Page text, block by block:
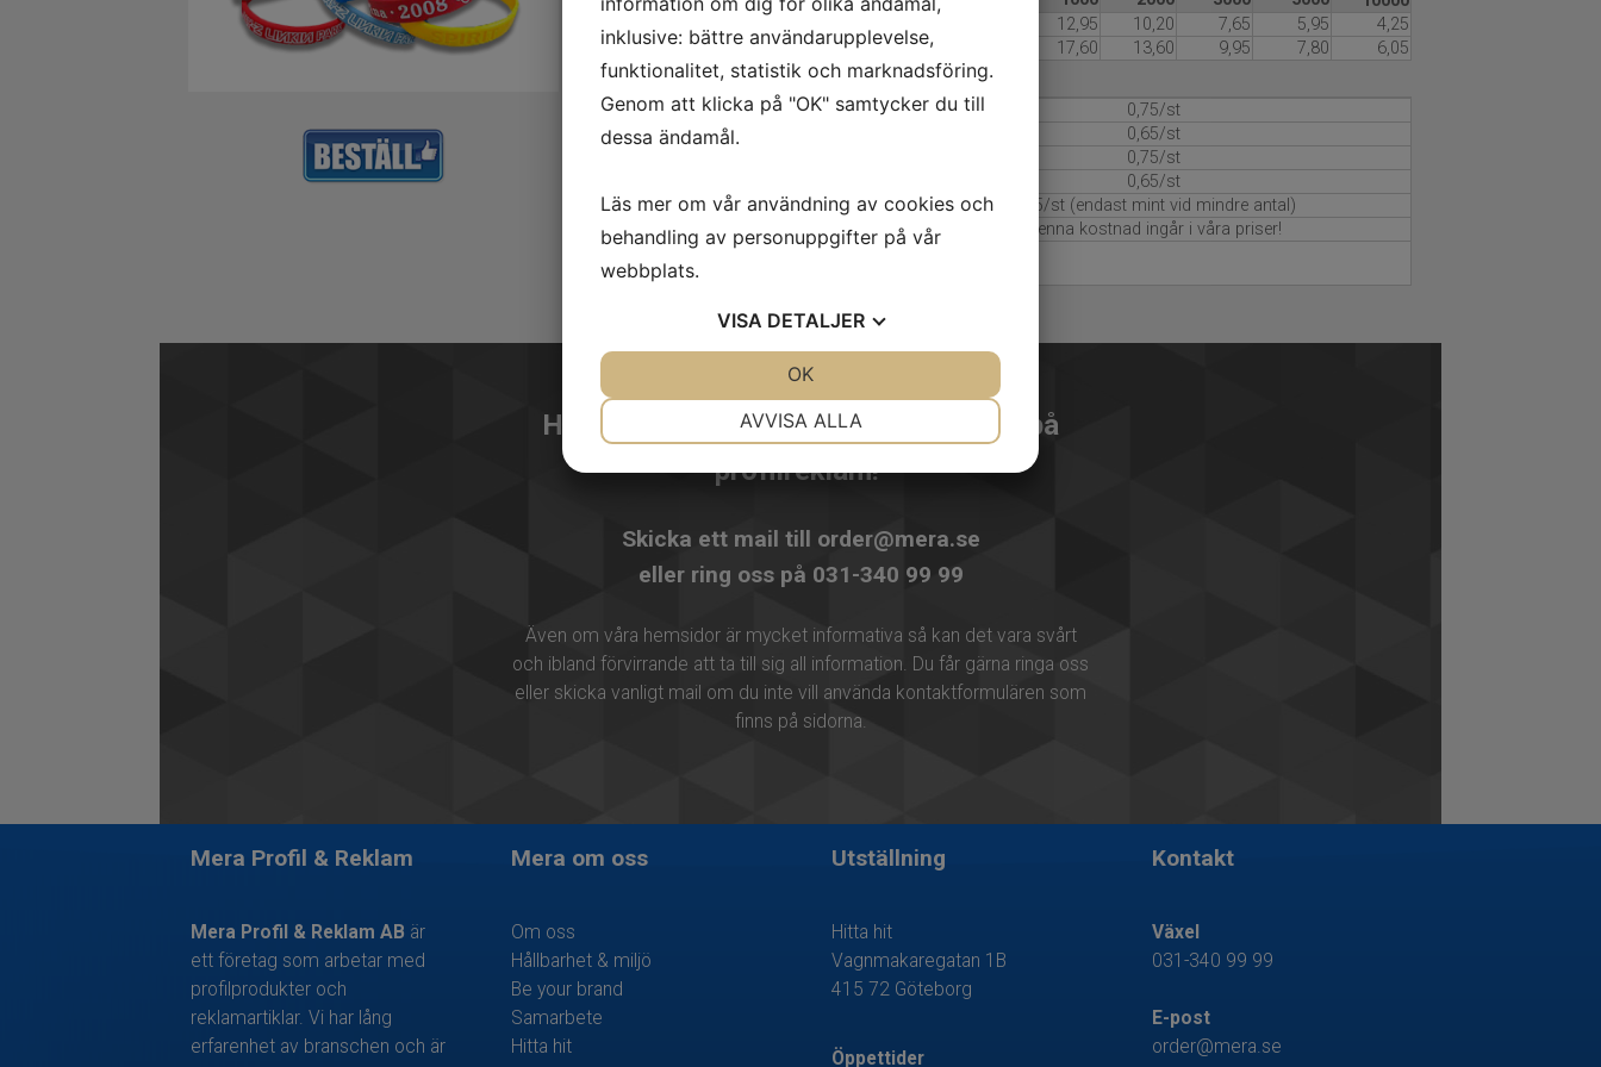
12,95 10,20 7,65 5,95
4,25
Utsida/Insida
17,60 13,60 9,95 7,80 6,05
Tillägg Glow-In-Dark
0,75/st
Tillägg Mixed Colour
0,65/st
0,75/st
0,65/st
Tillägg lukt
0,75/st (endast mint vid mindre antal)
Verktygskostnad
Denna kostnad ingår i våra priser!
Storlek vuxen: 202x12x2mm. Tryckyta: 80x8mm
Storlek barn: 183x12x2mm. Tryckyta: 80x8mm
Har du frågor? - Prata med en expert på
profilreklam!
Skicka ett mail till order@mera.se
eller ring oss på 031-340 99 99
Även om våra hemsidor är mycket informativa så kan det vara svårt
och ibland förvirrande att ta till sig all information. Du får gärna ringa oss
eller skicka vanligt mail om du inte vill använda kontaktformulären som
finns på sidorna.
Mera Profil & Reklam
Mera Profil & Reklam AB är
ett företag som arbetar med
profilprodukter och
reklamartiklar. Vi har lång
erfarenhet av branschen och är
Mera om oss
Om oss
Hållbarhet & miljö
Be your brand
Samarbete
Hitta hit
Utställning
Hitta hit
Vagnmakaregatan 1B
​415 72 Göteborg
Öppettider​​​​​​​
Kontakt
Växel
031-340 99 99
E-post
order@mera.se
inklusive: bättre användarupplevelse,
funktionalitet, statistik och marknadsföring.
Genom att klicka på "OK" samtycker du till
dessa ändamål.
Läs mer om vår användning av cookies och
behandling av personuppgifter på vår
webbplats.
VISA DETALJER
AVVISA ALLA
OK